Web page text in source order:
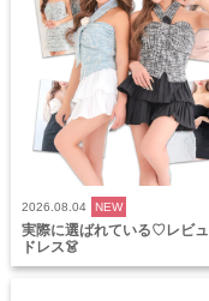
2026.08.04 NEW
実際に選ばれている♡レビ
ドレス👗